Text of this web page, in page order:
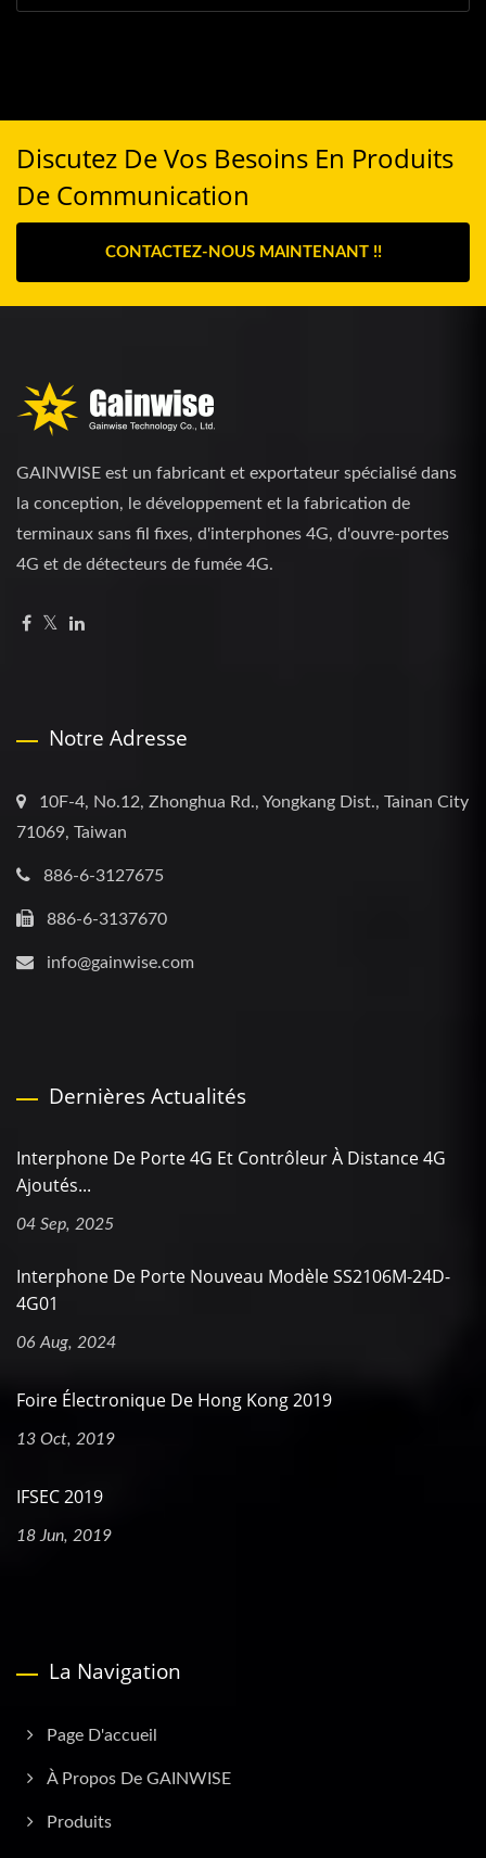
Discutez De Vos Besoins En Produits
De Communication
CONTACTEZ-NOUS MAINTENANT !!
GAINWISE est un fabricant et exportateur spécialisé dans
la conception, le développement et la fabrication de
terminaux sans fil fixes, d'interphones 4G, d'ouvre-portes
4G et de détecteurs de fumée 4G.
Notre Adresse
10F-4, No.12, Zhonghua Rd., Yongkang Dist., Tainan City
71069, Taiwan
886-6-3127675
886-6-3137670
info@gainwise.com
Dernières Actualités
Interphone De Porte 4G Et Contrôleur À Distance 4G
Ajoutés...
04 Sep, 2025
Interphone De Porte Nouveau Modèle SS2106M-24D-
4G01
06 Aug, 2024
Foire Électronique De Hong Kong 2019
13 Oct, 2019
IFSEC 2019
18 Jun, 2019
La Navigation
Page D'accueil
À Propos De GAINWISE
Produits